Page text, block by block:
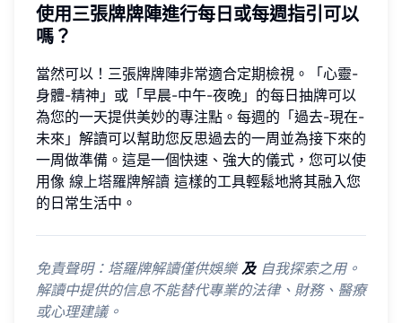
使用三張牌牌陣進行每日或每週指引可以
嗎？
當然可以！三張牌牌陣非常適合定期檢視。「心靈-
身體-精神」或「早晨-中午-夜晚」的每日抽牌可以
為您的一天提供美妙的專注點。每週的「過去-現在-
未來」解讀可以幫助您反思過去的一周並為接下來的
一周做準備。這是一個快速、強大的儀式，您可以使
用像 線上塔羅牌解讀 這樣的工具輕鬆地將其融入您
的日常生活中。
免責聲明：塔羅牌解讀僅供娛樂及自我探索之用。
解讀中提供的信息不能替代專業的法律、財務、醫療
或心理建議。